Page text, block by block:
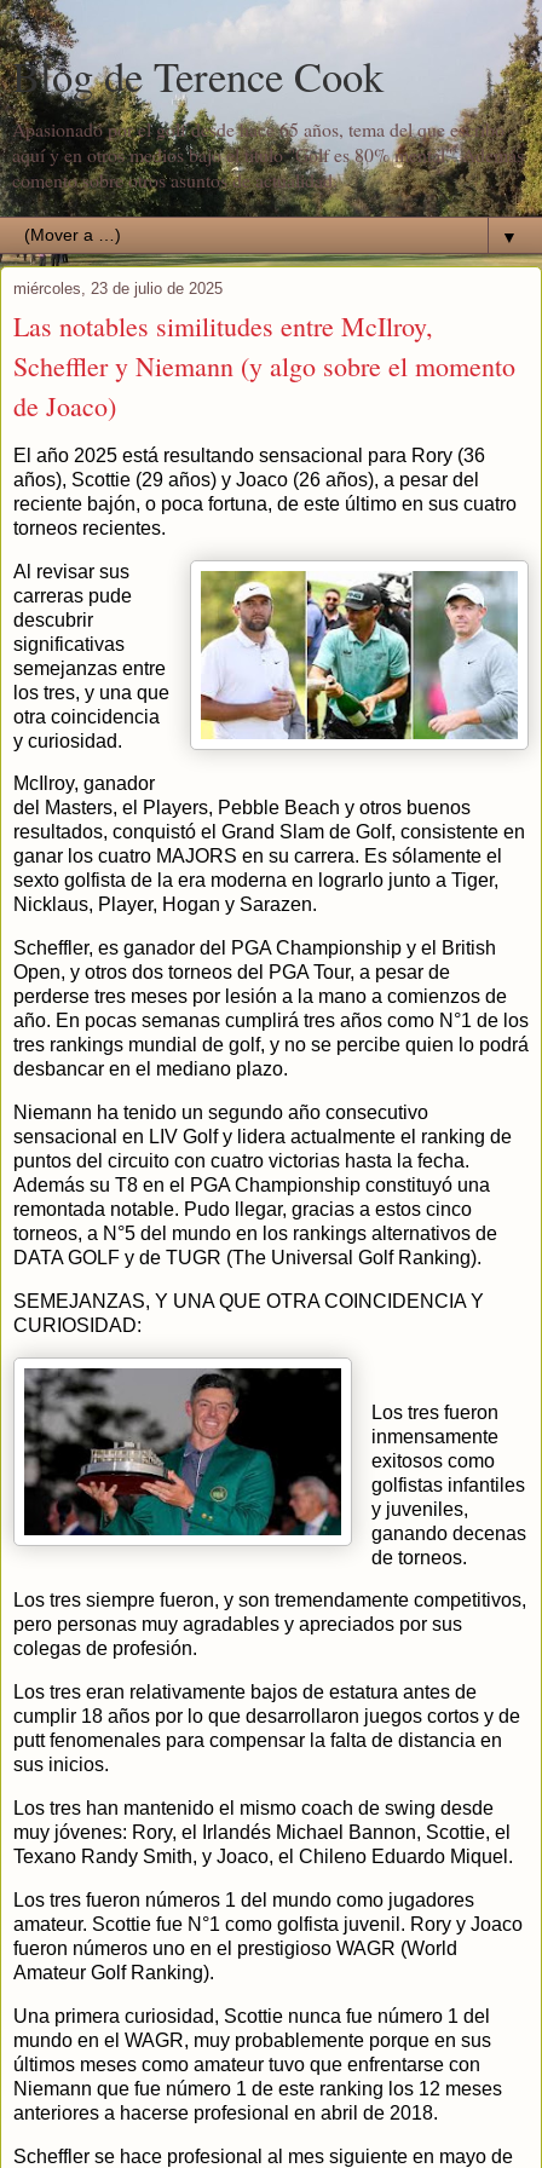
Blog de Terence Cook
Apasionado por el golf desde hace 65 años, tema del que escribo
aquí y en otros medios bajo el título "Golf es 80% mental". Además
comento sobre otros asuntos de actualidad.
▼
miércoles, 23 de julio de 2025
Las notables similitudes entre McIlroy,
Scheffler y Niemann (y algo sobre el momento
de Joaco)
El año 2025 está resultando sensacional para Rory (36
años), Scottie (29 años) y Joaco (26 años), a pesar del
reciente bajón, o poca fortuna, de este último en sus cuatro
torneos recientes.
Al revisar sus
carreras pude
descubrir
significativas
semejanzas entre
los tres, y una que
otra coincidencia
y curiosidad.
McIlroy, ganador
del Masters, el Players, Pebble Beach y otros buenos
resultados, conquistó el Grand Slam de Golf, consistente en
ganar los cuatro MAJORS en su carrera. Es sólamente el
sexto golfista de la era moderna en lograrlo junto a Tiger,
Nicklaus, Player, Hogan y Sarazen.
Scheffler, es ganador del PGA Championship y el British
Open, y otros dos torneos del PGA Tour, a pesar de
perderse tres meses por lesión a la mano a comienzos de
año. En pocas semanas cumplirá tres años como N°1 de los
tres rankings mundial de golf, y no se percibe quien lo podrá
desbancar en el mediano plazo.
Niemann ha tenido un segundo año consecutivo
sensacional en LIV Golf y lidera actualmente el ranking de
puntos del circuito con cuatro victorias hasta la fecha.
Además su T8 en el PGA Championship constituyó una
remontada notable. Pudo llegar, gracias a estos cinco
torneos, a N°5 del mundo en los rankings alternativos de
DATA GOLF y de TUGR (The Universal Golf Ranking).
SEMEJANZAS, Y UNA QUE OTRA COINCIDENCIA Y
CURIOSIDAD:
Los tres fueron
inmensamente
exitosos como
golfistas infantiles
y juveniles,
ganando decenas
de torneos.
Los tres siempre fueron, y son tremendamente competitivos,
pero personas muy agradables y apreciados por sus
colegas de profesión.
Los tres eran relativamente bajos de estatura antes de
cumplir 18 años por lo que desarrollaron juegos cortos y de
putt fenomenales para compensar la falta de distancia en
sus inicios.
Los tres han mantenido el mismo coach de swing desde
muy jóvenes: Rory, el Irlandés Michael Bannon, Scottie, el
Texano Randy Smith, y Joaco, el Chileno Eduardo Miquel.
Los tres fueron números 1 del mundo como jugadores
amateur. Scottie fue N°1 como golfista juvenil. Rory y Joaco
fueron números uno en el prestigioso WAGR (World
Amateur Golf Ranking).
Una primera curiosidad, Scottie nunca fue número 1 del
mundo en el WAGR, muy probablemente porque en sus
últimos meses como amateur tuvo que enfrentarse con
Niemann que fue número 1 de este ranking los 12 meses
anteriores a hacerse profesional en abril de 2018.
Scheffler se hace profesional al mes siguiente en mayo de